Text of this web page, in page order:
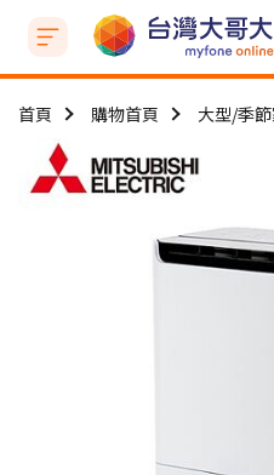
首頁 購物首頁 大型/季